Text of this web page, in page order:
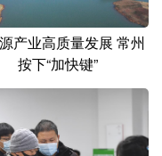
产业高质量发展 常州
按下“加快键”